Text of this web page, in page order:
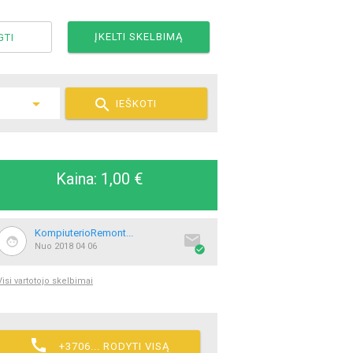
ĮKELTI SKELBIMĄ
 IEŠKOTI
Kaina: 1,00 €
KompiuterioRemont...
Nuo 2018 04 06 

vartotojo skelbimai
 +3706... RODYTI VISĄ